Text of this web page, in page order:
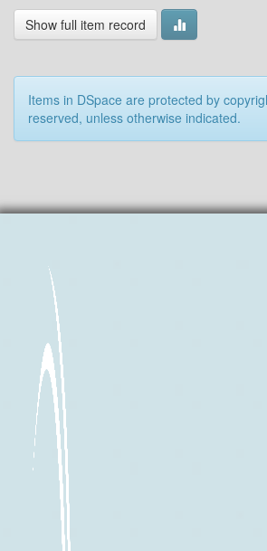
Show full item record
Items in DSpace are protected by
reserved, unless otherwise indicated.